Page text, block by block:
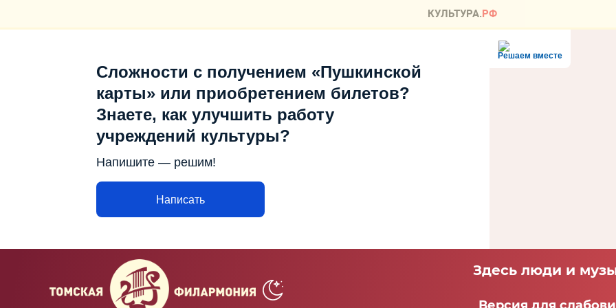
Решаем вместе
Сложности с получением «Пушкинской
карты» или приобретением билетов?
Знаете, как улучшить работу
учреждений культуры?
Напишите — решим!
Написать
Здесь люди и